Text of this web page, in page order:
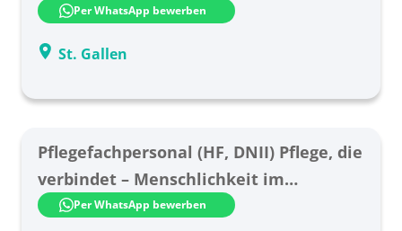
Kompetenz
Per WhatsApp bewerben
St. Gallen
Pflegefachpersonal (HF, DNII) Pflege, die
verbindet – Menschlichkeit im
Mittelpunkt!
Per WhatsApp bewerben